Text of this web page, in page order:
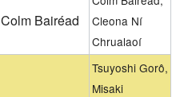
Colm Bairéad
Cleona Ní
Chrualaoí
Tsuyoshi Gorô,
Misaki